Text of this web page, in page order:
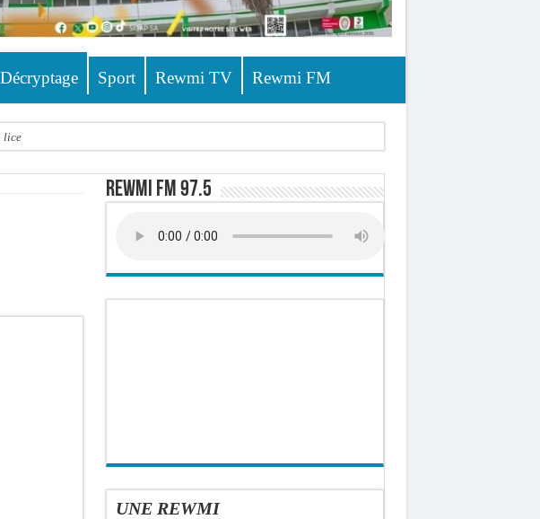
Décryptage Sport Rewmi TV Rewmi FM
lice
fiscales et les licences de pêche
Rewmi FM 97.5
UNE REWMI